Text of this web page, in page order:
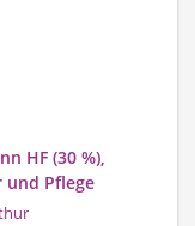
HF (30 %),
Pflege